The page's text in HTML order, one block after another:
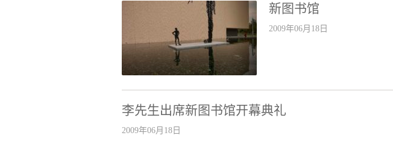
新图书馆
2009年06月18日
李先生出席新图书馆开幕典礼
2009年06月18日